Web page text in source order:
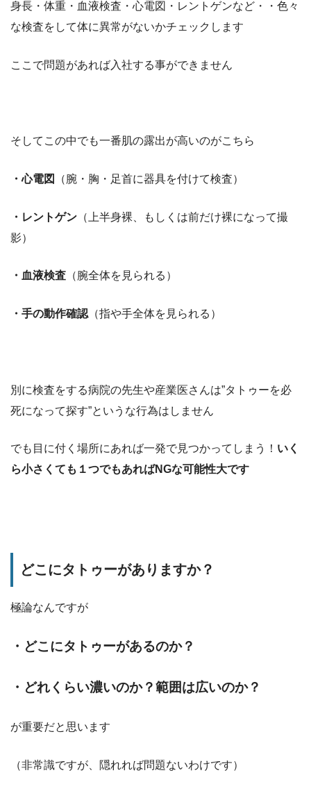
身長・体重・血液検査・心電図・レントゲンなど・・色々
な検査をして体に異常がないかチェックします
ここで問題があれば入社する事ができません
そしてこの中でも一番肌の露出が高いのがこちら
・心電図 （腕・胸・足首に器具を付けて検査）
・レントゲン （上半身裸、もしくは前だけ裸になって撮
影）
・血液検査 （腕全体を見られる）
・手の動作確認 （指や手全体を見られる）
別に検査をする病院の先生や産業医さんは”タトゥーを必
死になって探す”というな行為はしません
でも目に付く場所にあれば一発で見つかってしまう！ いく
ら小さくても１つでもあればNGな可能性大です
どこにタトゥーがありますか？
極論なんですが
・どこにタトゥーがあるのか？
・どれくらい濃いのか？範囲は広いのか？
が重要だと思います
（非常識ですが、隠れれば問題ないわけです）